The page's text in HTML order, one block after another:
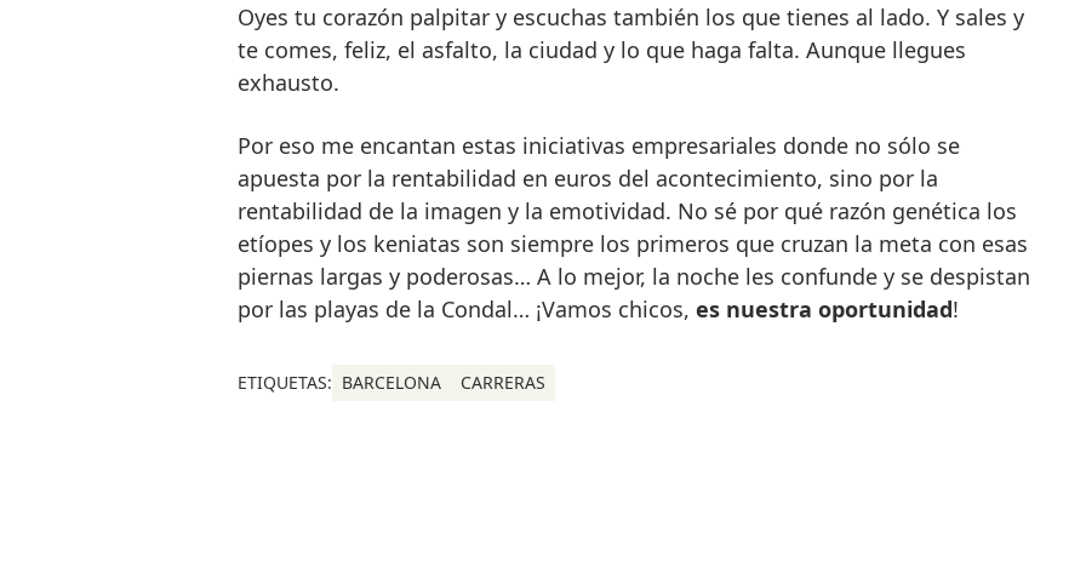
Oyes tu corazón palpitar y escuchas también los que tienes al lado. Y sales y
te comes, feliz, el asfalto, la ciudad y lo que haga falta. Aunque llegues
exhausto.
Por eso me encantan estas iniciativas empresariales donde no sólo se
apuesta por la rentabilidad en euros del acontecimiento, sino por la
rentabilidad de la imagen y la emotividad. No sé por qué razón genética los
etíopes y los keniatas son siempre los primeros que cruzan la meta con esas
piernas largas y poderosas… A lo mejor, la noche les confunde y se despistan
por las playas de la Condal… ¡Vamos chicos, es nuestra oportunidad!
ETIQUETAS: BARCELONA CARRERAS